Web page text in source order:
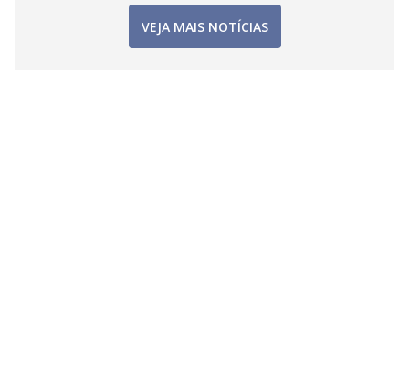
VEJA MAIS NOTÍCIAS